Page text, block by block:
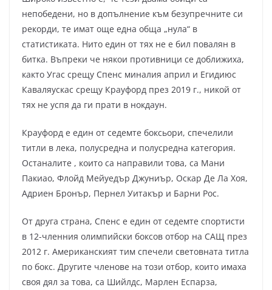
непобедени, но в допълнение към безупречните си
рекорди, те имат още една обща „нула“ в
статистиката. Нито един от тях не е бил повалян в
битка. Въпреки че някои противници се доближиха,
както Угас срещу Спенс миналия април и Егидиюс
Каваляускас срещу Крауфорд през 2019 г., никой от
тях не успя да ги прати в нокдаун.
Крауфорд е един от седемте боксьори, спечелили
титли в лека, полусредна и полусредна категория.
Останалите , които са направили това, са Мани
Пакиао, Флойд Мейуедър Джуниър, Оскар Де Ла Хоя,
Адриен Бронър, Пернел Уитакър и Барни Рос.
От друга страна, Спенс е един от седемте спортисти
в 12-членния олимпийски боксов отбор на САЩ през
2012 г. Американският тим спечели световната титла
по бокс. Другите членове на този отбор, които имаха
своя дял за това, са Шийлдс, Марлен Еспарза,